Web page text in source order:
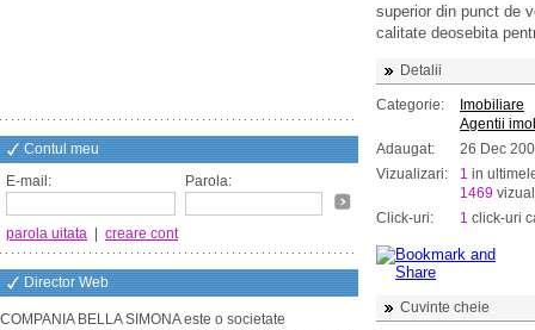
Contul meu
E-mail:
Parola:
parola uitata creare cont
Director Web
COMPANIA BELLA SIMONA este o societate
superior din punct de
calitate deosebita
Detalii
Categorie:
Imobiliare
Agentii
Adaugat:
26 Dec
Vizualizari:
1 in
1469
Click-uri:
1 click-uri
Cuvinte cheie